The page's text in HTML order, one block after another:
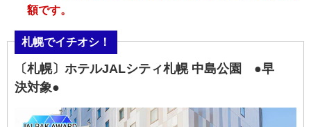
額です。
札幌でイチオシ！
〔札幌〕ホテルJALシティ札幌 中島公園 ●早
決対象●